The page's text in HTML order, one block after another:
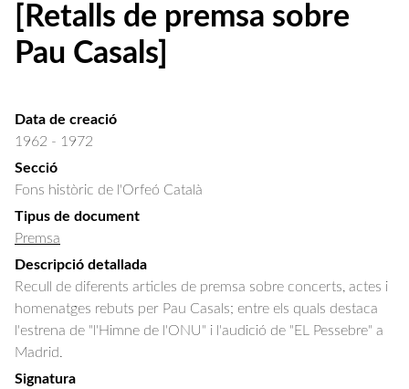
[Retalls de premsa sobre
Pau Casals]
Data de creació
1962 - 1972
Secció
Fons històric de l'Orfeó Català
Tipus de document
Premsa
Descripció detallada
Recull de diferents articles de premsa sobre concerts, actes i
homenatges rebuts per Pau Casals; entre els quals destaca
l'estrena de "l'Himne de l'ONU" i l'audició de "EL Pessebre" a
Madrid.
Signatura